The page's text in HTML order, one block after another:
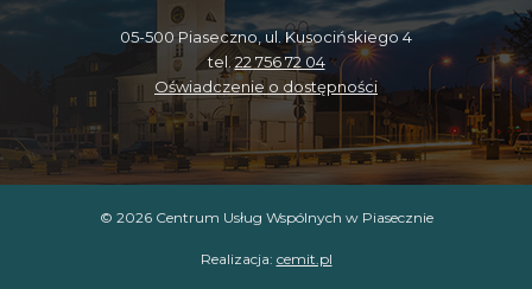
05-500 Piaseczno, ul. Kusocińskiego 4
tel. 22 756 72 04
Oświadczenie o dostępności
© 2026 Centrum Usług Wspólnych w Piasecznie
Realizacja: cemit.pl